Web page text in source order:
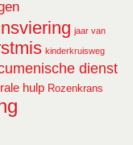
jaar van
kinderkruisweg
dienst
hulp Rozenkrans